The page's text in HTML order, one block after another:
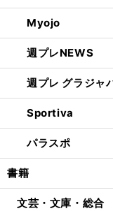
Myojo
週プレNEWS
週プレ グラジャ
Sportiva
パラスポ
書籍
文芸・文庫・総合